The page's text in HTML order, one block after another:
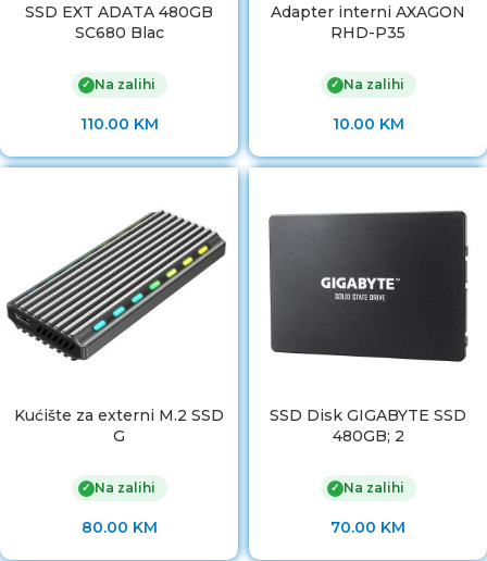
SSD EXT ADATA 480GB
SC680 Blac
✓ Na zalihi
110.00 KM
Adapter interni AXAGON
RHD-P35
✓ Na zalihi
10.00 KM
Kućište za externi M.2 SSD
G
✓ Na zalihi
80.00 KM
SSD Disk GIGABYTE SSD
480GB; 2
✓ Na zalihi
70.00 KM